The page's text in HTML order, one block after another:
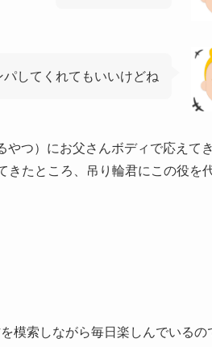
してくれてもいいけどね
つ）にお父さんボディで応えて
きたところ、吊り輪君にこの役を
模索しながら毎日楽しんでいるの